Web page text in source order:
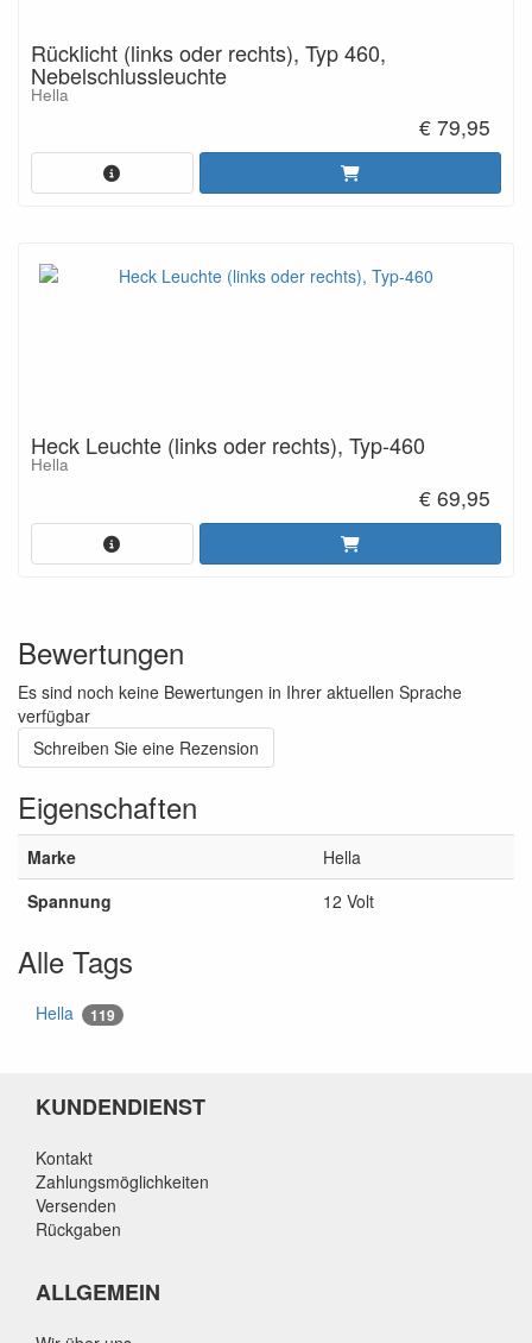
Rücklicht (links oder rechts), Typ 460,
Nebelschlussleuchte
Hella
€ 79,95
Heck Leuchte (links oder rechts), Typ-460
Hella
€ 69,95
Bewertungen
Es sind noch keine Bewertungen in Ihrer aktuellen Sprache
verfügbar
Schreiben Sie eine Rezension
Eigenschaften
Marke
Hella
Spannung
12 Volt
Alle Tags
Hella 119
KUNDENDIENST
Kontakt
Zahlungsmöglichkeiten
Versenden
Rückgaben
ALLGEMEIN